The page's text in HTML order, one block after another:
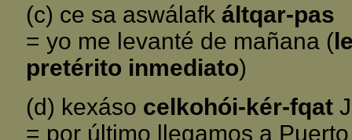
(c) ce sa aswálafk áltqar-pas
= yo me levanté de mañana (
pretérito inmediato)
(d) kexáso celkohói-kér-fqat
= por último llegamos a